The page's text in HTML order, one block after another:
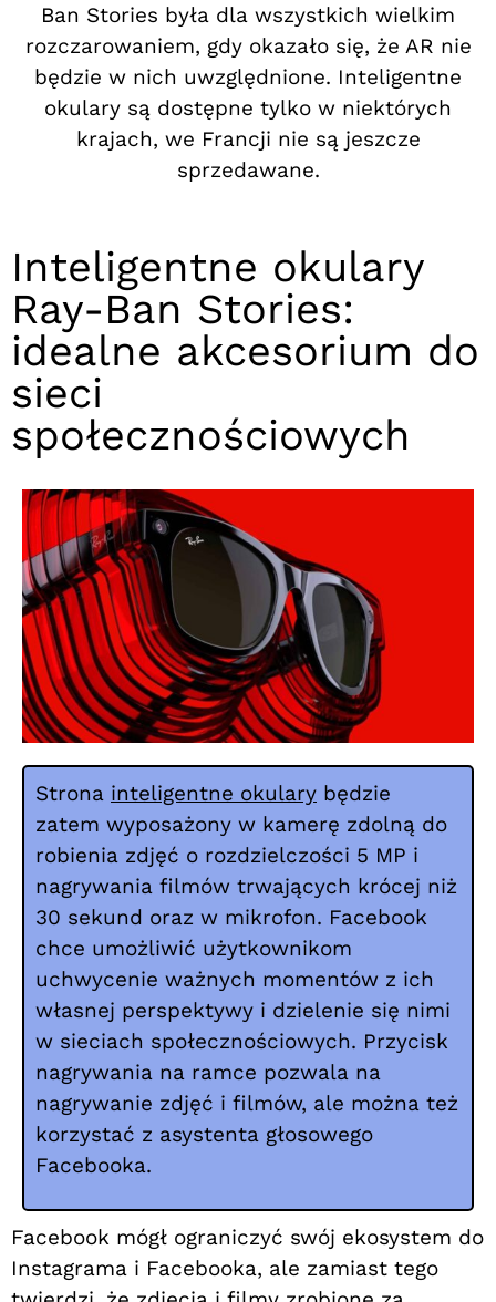
Ban Stories była dla wszystkich wielkim
rozczarowaniem, gdy okazało się, że AR nie
będzie w nich uwzględnione. Inteligentne
okulary są dostępne tylko w niektórych
krajach, we Francji nie są jeszcze
sprzedawane.
Inteligentne okulary
Ray-Ban Stories:
idealne akcesorium do
sieci
społecznościowych
Strona inteligentne okulary będzie
zatem wyposażony w kamerę zdolną do
robienia zdjęć o rozdzielczości 5 MP i
nagrywania filmów trwających krócej niż
30 sekund oraz w mikrofon. Facebook
chce umożliwić użytkownikom
uchwycenie ważnych momentów z ich
własnej perspektywy i dzielenie się nimi
w sieciach społecznościowych. Przycisk
nagrywania na ramce pozwala na
nagrywanie zdjęć i filmów, ale można też
korzystać z asystenta głosowego
Facebooka.
Facebook mógł ograniczyć swój ekosystem do
Instagrama i Facebooka, ale zamiast tego